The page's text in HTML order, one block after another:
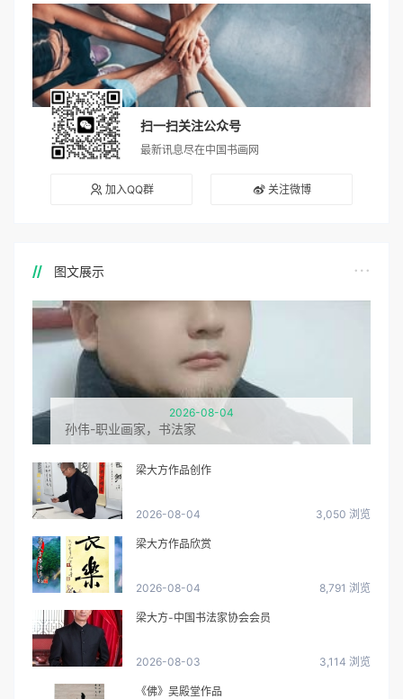
扫一扫关注公众号
最新讯息尽在中国书画网
加入QQ群 关注微博
图文展示
2026-08-04
孙伟-职业画家，书法家
梁大方作品创作
2026-08-04 3,050 浏览
梁大方作品欣赏
2026-08-04 8,791 浏览
梁大方-中国书法家协会会员
2026-08-03 3,114 浏览
《佛》吴殿堂作品